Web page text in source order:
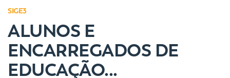
SIGE3
ALUNOS E
ENCARREGADOS DE
EDUCAÇÃO...